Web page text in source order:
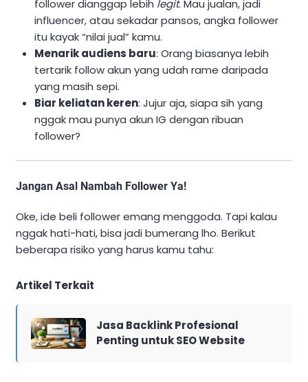
follower dianggap lebih legit. Mau jualan, jadi
influencer, atau sekadar pansos, angka follower
itu kayak “nilai jual” kamu.
Menarik audiens baru: Orang biasanya lebih
tertarik follow akun yang udah rame daripada
yang masih sepi.
Biar keliatan keren: Jujur aja, siapa sih yang
nggak mau punya akun IG dengan ribuan
follower?
Jangan Asal Nambah Follower Ya!
Oke, ide beli follower emang menggoda. Tapi kalau
nggak hati-hati, bisa jadi bumerang lho. Berikut
beberapa risiko yang harus kamu tahu:
Artikel Terkait
Jasa Backlink Profesional
Penting untuk SEO Website